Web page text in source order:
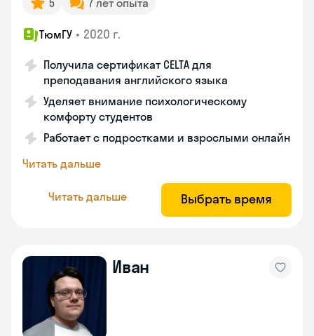
5 7 лет опыта
ТюмГУ • 2020 г.
Получила сертификат CELTA для
преподавания английского языка
Уделяет внимание психологическому
комфорту студентов
Работает с подростками и взрослыми онлайн
Читать дальше
Читать дальше Выбрать время
Иван